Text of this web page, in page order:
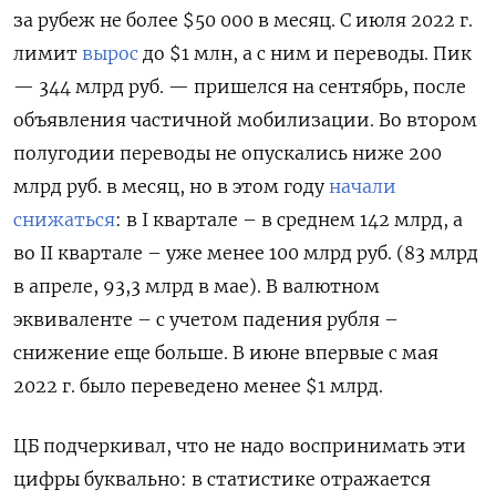
за рубеж не более $50 000 в месяц. С июля 2022 г.
лимит вырос до $1 млн, а с ним и переводы. Пик
— 344 млрд руб. — пришелся на сентябрь, после
объявления частичной мобилизации. Во втором
полугодии переводы не опускались ниже 200
млрд руб. в месяц, но в этом году начали
снижаться: в I квартале – в среднем 142 млрд, а
во II квартале – уже менее 100 млрд руб. (83 млрд
в апреле, 93,3 млрд в мае). В валютном
эквиваленте – с учетом падения рубля –
снижение еще больше. В июне впервые с мая
2022 г. было переведено менее $1 млрд.
ЦБ подчеркивал, что не надо воспринимать эти
цифры буквально: в статистике отражается